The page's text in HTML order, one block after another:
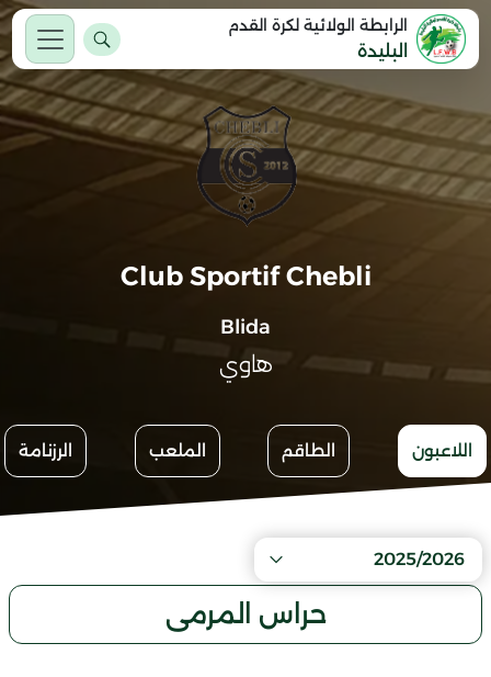
الرابطة الولائية لكرة القدم
البليدة
Club Sportif Chebli
Blida
هاوي
اللاعبون الطاقم الملعب الرزنامة
2025/2026
حراس المرمى